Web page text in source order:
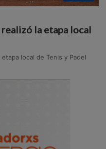
realizó la etapa local
local de Tenis y Padel